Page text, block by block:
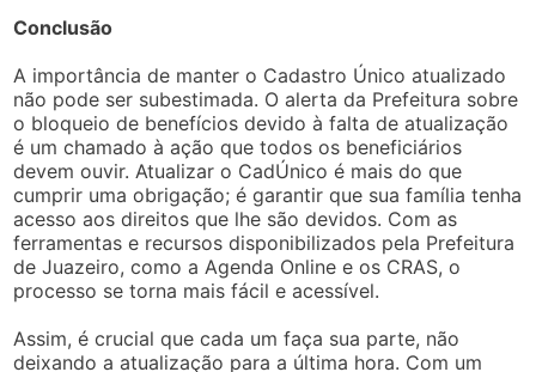
Conclusão
A importância de manter o Cadastro Único atualizado
não pode ser subestimada. O alerta da Prefeitura sobre
o bloqueio de benefícios devido à falta de atualização
é um chamado à ação que todos os beneficiários
devem ouvir. Atualizar o CadÚnico é mais do que
cumprir uma obrigação; é garantir que sua família tenha
acesso aos direitos que lhe são devidos. Com as
ferramentas e recursos disponibilizados pela Prefeitura
de Juazeiro, como a Agenda Online e os CRAS, o
processo se torna mais fácil e acessível.
Assim, é crucial que cada um faça sua parte, não
deixando a atualização para a última hora. Com um